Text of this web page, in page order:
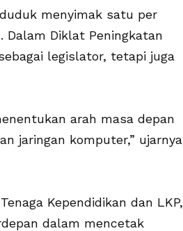
duduk menyimak satu per
Diklat Peningkatan
legislator, tetapi juga
arah masa depan
jaringan komputer,” ujarnya
Kependidikan dan LKP,
dalam mencetak